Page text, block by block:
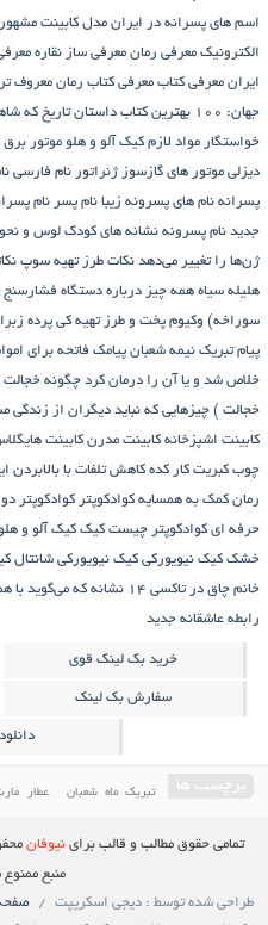
اسم های پسرانه در ایران مدل کابینت
الکترونیک معرفی رمان معرفی ساز نقاره
ایران معرفی کتاب معرفی کتاب رمان معروف
جهان: ۱۰۰ بهترین کتاب داستان تاریخ که شاهکارند
خواستگار مواد لازم کیک آلو و هلو موتور برق
دیزلی موتور های گازسوز ژنراتور نام فارسی
پسرانه نام های پسرونه زیبا نام پسر نام
جدید نام پسرونه نشانه های کودک لوس و
ژن‌ها را تغییر می‌دهد نکات طرز تهیه سوپ
هلیله سیاه همه چیز درباره دستگاه فشارسنج
سوراخه) وکیوم پخت و طرز تهیه کی پرده زبرا
پیام تبریک نیمه شعبان پیامک فاتحه برای
خلاص شد و یا آن را درمان کرد
خجالت ) چیزهایی که نباید دیگران از زندگی
کابینت اشپزخانه کابینت مدرن کابینت
چوب کبریت کار کده کاهش تلفات با بالابردن
رمان کمک به همسایه کوادکوپتر کوادکوپتر
حرفه ای کوادکوپتر چیست کیک کیک آلو و هلو
خشک کیک نیویورکی کیک نیویورکی شانتال
خانم چاق در تاکسی ۱۴ نشانه که می‌گوید با همسرتان تفاهم دارید
رابطه عاشقانه جدید
خرید بک لینک قوی
سفارش بک لینک
برچسب ها تبریک ماه شعبان عطار
ایران دانلود فیلم ایرانی جدید کیک ریواس
تمامی حقوق مطالب و قالب برای نیوفان
منبع
طراحی شده توسط : دیجی اسکریپت